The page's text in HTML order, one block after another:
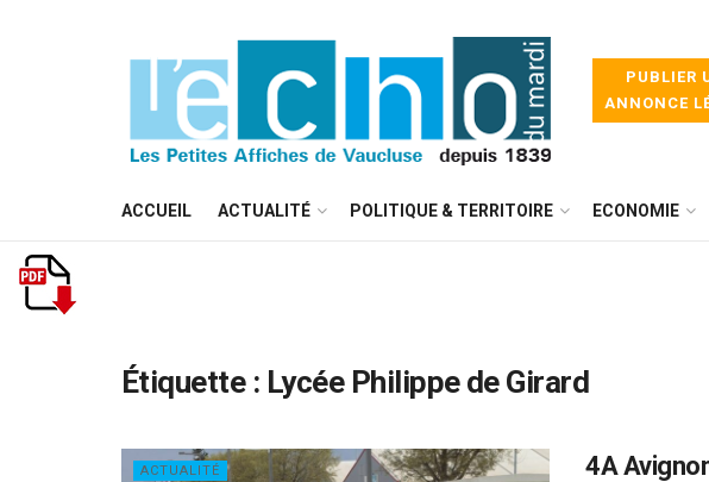
PUBLIER
ANNONCE
ACCUEIL ACTUALITÉ POLITIQUE & TERRITOIRE ECONOMIE
Étiquette : Lycée Philippe de Girard
ACTUALITÉ
4A